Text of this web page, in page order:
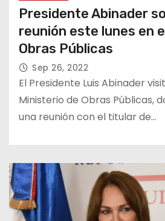
Presidente Abinader
reunión este lunes en
Obras Públicas
Sep 26, 2022
El Presidente Luis Abinader
Ministerio de Obras Públicas,
una reunión con el titular de…